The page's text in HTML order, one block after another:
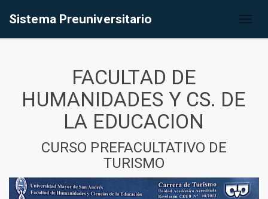
Sistema Preuniversitario
FACULTAD DE
HUMANIDADES Y CS. DE
LA EDUCACION
CURSO PREFACULTATIVO DE
TURISMO